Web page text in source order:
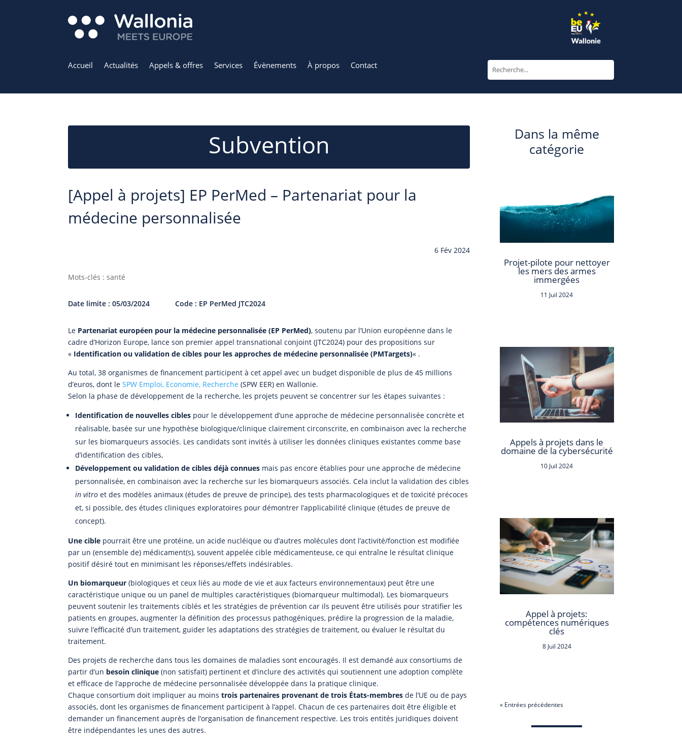
Accueil Actualités Appels & offres Services Évènements À propos Contact
Subvention
[Appel à projets] EP PerMed – Partenariat pour la
médecine personnalisée
6 Fév 2024
Mots-clés : santé
Date limite : 05/03/2024 Code : EP PerMed JTC2024
Le Partenariat européen pour la médecine personnalisée (EP PerMed), soutenu par l’Union européenne dans le
cadre d’Horizon Europe, lance son premier appel transnational conjoint (JTC2024) pour des propositions sur
« Identification ou validation de cibles pour les approches de médecine personnalisée (PMTargets)« .
Au total, 38 organismes de financement participent à cet appel avec un budget disponible de plus de 45 millions
d’euros, dont le SPW Emploi, Economie, Recherche(SPW EER) en Wallonie.
Selon la phase de développement de la recherche, les projets peuvent se concentrer sur les étapes suivantes :
Identification de nouvelles cibles pour le développement d’une approche de médecine personnalisée concrète et
réalisable, basée sur une hypothèse biologique/clinique clairement circonscrite, en combinaison avec la recherche
sur les biomarqueurs associés. Les candidats sont invités à utiliser les données cliniques existantes comme base
d’identification des cibles,
Développement ou validation de cibles déjà connues mais pas encore établies pour une approche de médecine
personnalisée, en combinaison avec la recherche sur les biomarqueurs associés. Cela inclut la validation des cibles
in vitro et des modèles animaux (études de preuve de principe), des tests pharmacologiques et de toxicité précoces
et, si possible, des études cliniques exploratoires pour démontrer l’applicabilité clinique (études de preuve de
concept).
Une cible pourrait être une protéine, un acide nucléique ou d’autres molécules dont l’activité/fonction est modifiée
par un (ensemble de) médicament(s), souvent appelée cible médicamenteuse, ce qui entraîne le résultat clinique
positif désiré tout en minimisant les réponses/effets indésirables.
Un biomarqueur (biologiques et ceux liés au mode de vie et aux facteurs environnementaux) peut être une
caractéristique unique ou un panel de multiples caractéristiques (biomarqueur multimodal). Les biomarqueurs
peuvent soutenir les traitements ciblés et les stratégies de prévention car ils peuvent être utilisés pour stratifier les
patients en groupes, augmenter la définition des processus pathogéniques, prédire la progression de la maladie,
suivre l’efficacité d’un traitement, guider les adaptations des stratégies de traitement, ou évaluer le résultat du
traitement.
Des projets de recherche dans tous les domaines de maladies sont encouragés. Il est demandé aux consortiums de
partir d’un besoin clinique (non satisfait) pertinent et d’inclure des activités qui soutiennent une adoption complète
et efficace de l’approche de médecine personnalisée développée dans la pratique clinique.
Chaque consortium doit impliquer au moinstrois partenaires provenant de trois États-membres de l’UE ou de pays
associés, dont les organismes de financement participent à l’appel. Chacun de ces partenaires doit être éligible et
demander un financement auprès de l’organisation de financement respective. Les trois entités juridiques doivent
être indépendantes les unes des autres.
Dans la même
catégorie
Projet-pilote pour nettoyer
les mers des armes
immergées
11 Juil 2024
Appels à projets dans le
domaine de la cybersécurité
10 Juil 2024
Appel à projets:
compétences numériques
clés
8 Juil 2024
« Entrées précédentes